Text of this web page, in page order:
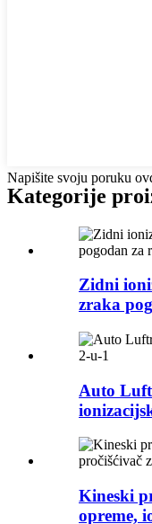
Napišite svoju poruku
Kategorije
Zidni
zraka
Auto
Kineski
opreme,